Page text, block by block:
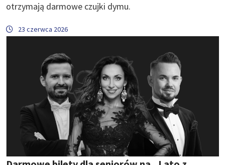
otrzymają darmowe czujki dymu.
23 czerwca 2026